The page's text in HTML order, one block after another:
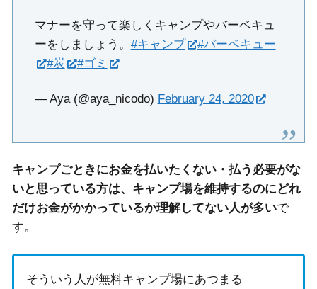
マナーを守って楽しくキャンプやバーベキュ
ーをしましょう。 #キャンプ
#バーベキュー
#炭
#ゴミ
— Aya (@aya_nicodo) February 24, 2020
キャンプごときにお金を払いたくない・払う必要がな
いと思っている方は、キャンプ場を維持するのにどれ
だけお金がかかっているか理解してない人が多いで
す。
そういう人が無料キャンプ場にあつまる